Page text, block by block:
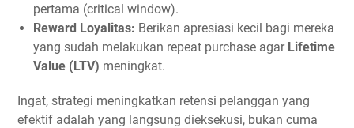
pertama (critical window).
Reward Loyalitas: Berikan apresiasi kecil bagi mereka
yang sudah melakukan repeat purchase agar Lifetime
Value (LTV) meningkat.
Ingat, strategi meningkatkan retensi pelanggan yang
efektif adalah yang langsung dieksekusi, bukan cuma